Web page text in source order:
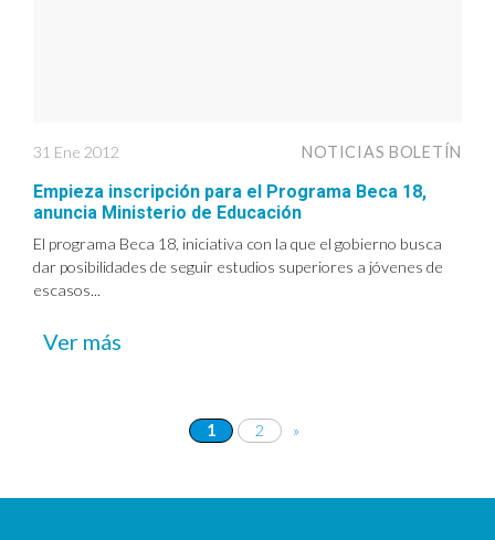
31 Ene 2012 NOTICIAS BOLETÍN
Empieza inscripción para el Programa Beca 18,
anuncia Ministerio de Educación
El programa Beca 18, iniciativa con la que el gobierno busca
dar posibilidades de seguir estudios superiores a jóvenes de
escasos...
Ver más
1 2 »